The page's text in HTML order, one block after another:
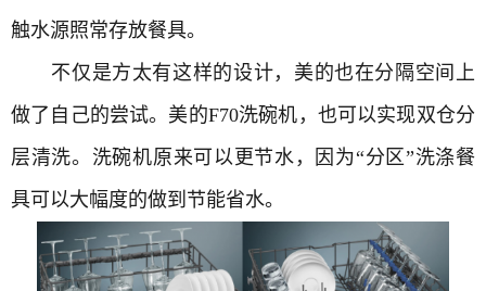
触水源照常存放餐具。
不仅是方太有这样的设计，美的也在分隔空间上
做了自己的尝试。美的F70洗碗机，也可以实现双仓分
层清洗。洗碗机原来可以更节水，因为“分区”洗涤餐
具可以大幅度的做到节能省水。